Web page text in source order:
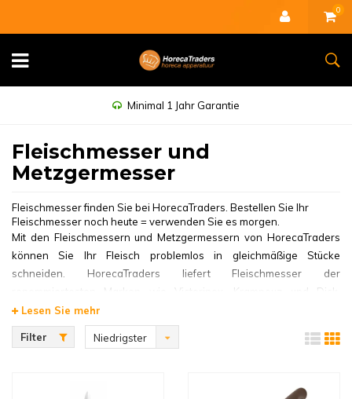
0
Minimal 1 Jahr Garantie
Fleischmesser und
Metzgermesser
Fleischmesser finden Sie bei HorecaTraders. Bestellen Sie Ihr
Fleischmesser noch heute = verwenden Sie es morgen.
Mit den Fleischmessern und Metzgermessern von HorecaTraders
können Sie Ihr Fleisch problemlos in gleichmäßige Stücke
schneiden. HorecaTraders liefert Fleischmesser der
renommiertesten Marken wie Victorinox, Krampouz und Dick.
Fleischmesser zeichnen sich durch ihre lange Klinge aus, die es
ermöglicht, das Fleisch mit einer einzigen Schneidbewegung zu
durchtrennen.
ergonomisch geformt und perfekt ausbalanciert. Durch den
Lesen Sie mehr
Filter
Niedrigster